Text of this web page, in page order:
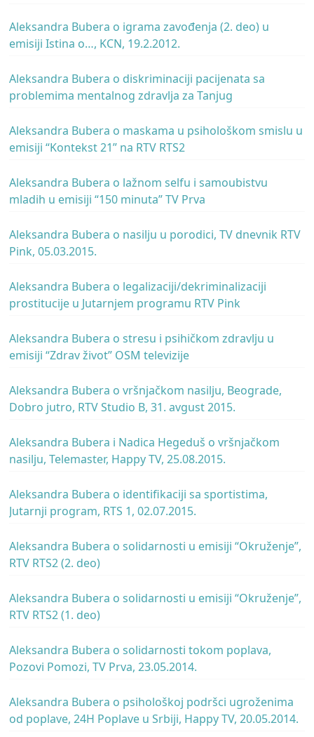
Aleksandra Bubera o igrama zavođenja (2. deo) u
emisiji Istina o…, KCN, 19.2.2012.
Aleksandra Bubera o diskriminaciji pacijenata sa
problemima mentalnog zdravlja za Tanjug
Aleksandra Bubera o maskama u psihološkom smislu u
emisiji “Kontekst 21” na RTV RTS2
Aleksandra Bubera o lažnom selfu i samoubistvu
mladih u emisiji “150 minuta” TV Prva
Aleksandra Bubera o nasilju u porodici, TV dnevnik RTV
Pink, 05.03.2015.
Aleksandra Bubera o legalizaciji/dekriminalizaciji
prostitucije u Jutarnjem programu RTV Pink
Aleksandra Bubera o stresu i psihičkom zdravlju u
emisiji “Zdrav život” OSM televizije
Aleksandra Bubera o vršnjačkom nasilju, Beograde,
Dobro jutro, RTV Studio B, 31. avgust 2015.
Aleksandra Bubera i Nadica Hegeduš o vršnjačkom
nasilju, Telemaster, Happy TV, 25.08.2015.
Aleksandra Bubera o identifikaciji sa sportistima,
Jutarnji program, RTS 1, 02.07.2015.
Aleksandra Bubera o solidarnosti u emisiji “Okruženje”,
RTV RTS2 (2. deo)
Aleksandra Bubera o solidarnosti u emisiji “Okruženje”,
RTV RTS2 (1. deo)
Aleksandra Bubera o solidarnosti tokom poplava,
Pozovi Pomozi, TV Prva, 23.05.2014.
Aleksandra Bubera o psihološkoj podršci ugroženima
od poplave, 24H Poplave u Srbiji, Happy TV, 20.05.2014.